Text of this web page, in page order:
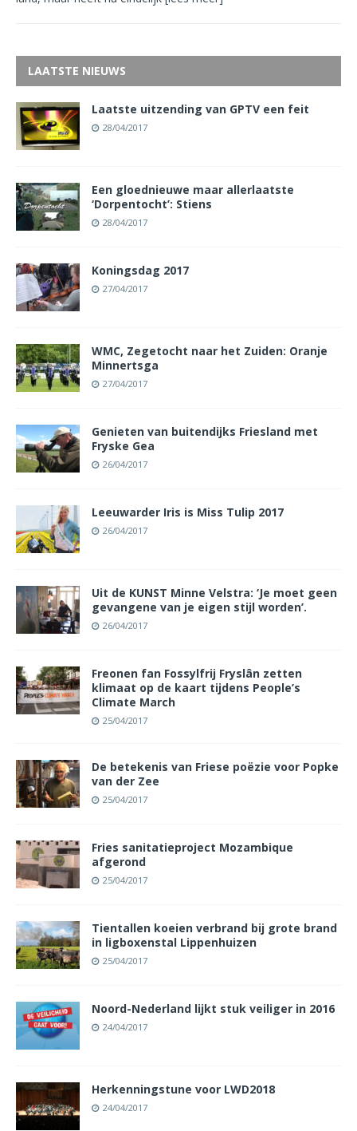
LAATSTE NIEUWS
Laatste uitzending van GPTV een feit
28/04/2017
Een gloednieuwe maar allerlaatste
‘Dorpentocht’: Stiens
28/04/2017
Koningsdag 2017
27/04/2017
WMC, Zegetocht naar het Zuiden: Oranje
Minnertsga
27/04/2017
Genieten van buitendijks Friesland met
Fryske Gea
26/04/2017
Leeuwarder Iris is Miss Tulip 2017
26/04/2017
Uit de KUNST Minne Velstra: ‘Je moet geen
gevangene van je eigen stijl worden’.
26/04/2017
Freonen fan Fossylfrij Fryslân zetten
klimaat op de kaart tijdens People’s
Climate March
25/04/2017
De betekenis van Friese poëzie voor Popke
van der Zee
25/04/2017
Fries sanitatieproject Mozambique
afgerond
25/04/2017
Tientallen koeien verbrand bij grote brand
in ligboxenstal Lippenhuizen
25/04/2017
Noord-Nederland lijkt stuk veiliger in 2016
24/04/2017
Herkenningstune voor LWD2018
24/04/2017